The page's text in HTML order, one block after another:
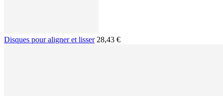
Disques pour aligner et lisser 28,43 €